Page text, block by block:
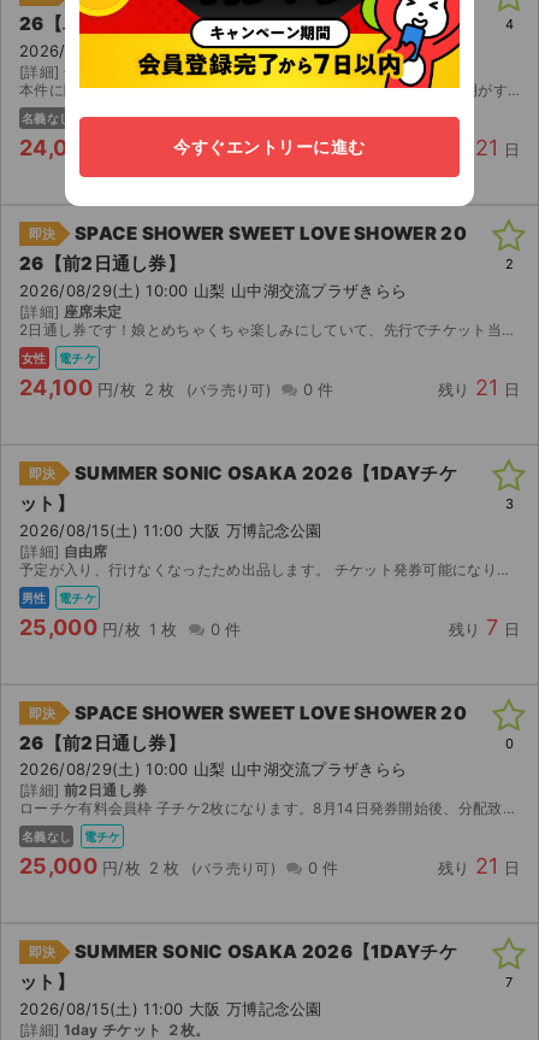
26【単日券】
2026/08/29(土) 10:00 山梨 山中湖交流プラザきらら
[詳細] 一日券
本件に関する内容につきましては、すでに上記にて記載している説明がすべてとなっており、それ以上でもそれ以下でもない内容となっております。 したがいまして、特別な追加事項や補足説明、例外的...
名義なし 電チケ
24,000 1 枚 0 件 21 日
4
即決
SPACE SHOWER SWEET LOVE SHOWER 20
26【前2日通し券】
2026/08/29(土) 10:00 山梨 山中湖交流プラザきらら
[詳細] 座席未定
2日通し券です！娘とめちゃくちゃ楽しみにしていて、先行でチケット当選したのですが、あいにく部活合宿が被り断念します。。28日29日の2日通し券です。定価よりお安くしています。初めてチケジャムで出...
女性 電チケ
24,100 円/枚 2 枚 0 件 残り 21 日
2
即決
SUMMER SONIC OSAKA 2026【1DAYチケ
ット】
2026/08/15(土) 11:00 大阪 万博記念公園
[詳細] 自由席
予定が入り、行けなくなったため出品します。 チケット発券可能になり次第分配させていただきます。
男性 電チケ
25,000 円/枚 1 枚 0 件 残り 7 日
3
即決
SPACE SHOWER SWEET LOVE SHOWER 20
26【前2日通し券】
2026/08/29(土) 10:00 山梨 山中湖交流プラザきらら
[詳細] 前2日通し券
ローチケ有料会員枠 子チケ2枚になります。8月14日発券開始後、分配致します。 よろしくお願いいたします。
名義なし 電チケ
25,000 円/枚 2 枚 0 件 残り 21 日
0
即決
SUMMER SONIC OSAKA 2026【1DAYチケ
ット】
2026/08/15(土) 11:00 大阪 万博記念公園
[詳細] 1day チケット ２枚。
7
今すぐエントリーに進む